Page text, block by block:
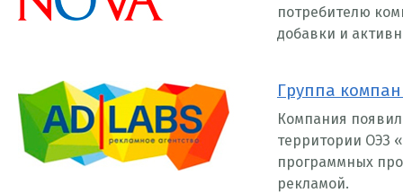
потребителю
добавки и
Группа
Компания
территории ОЭЗ
программных
рекламой.